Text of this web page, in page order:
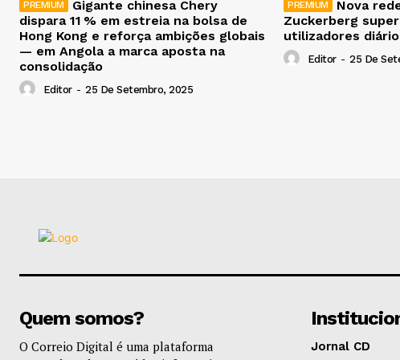
Gigante chinesa Chery
dispara 11 % em estreia na bolsa de
Hong Kong e reforça ambições globais
— em Angola a marca aposta na
consolidação
Editor - 25 De Setembro, 2025
Nova
Zuckerberg
utilizadores
Editor - 25 De
Quem somos?
O Correio Digital é uma plataforma
Jornal CD